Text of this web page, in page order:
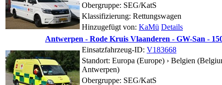
Obergruppe: SEG/KatS
Klassifizierung: Rettungswagen
Hinzugefügt von: KaMü Details
Antwerpen - Rode Kruis Vlaanderen - GW-San -
Einsatzfahrzeug-ID: V183668
Standort: Europa (Europe) › Belgien
Antwerpen)
Obergruppe: SEG/KatS